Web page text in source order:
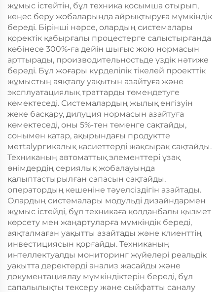
жұмыс істейтін, бұл техника қосымша отырып,
кеңес беру жобаларында айрықтыруға мүмкіндік
береді. Бірінші нәрсе, олардың системалары
қоректік қабырғалы процестерге салыстырғанда
көбінесе 300%-ға дейін шығыс жою нормасын
арттырады, производительностьде үздік нәтиже
береді. Бұл жоғары күрделілік тікелей проекттік
жұмыстың аяқталу уақытын азайтуға және
эксплуатациялық траттарды төмендетуге
көмектеседі. Системалардың жылық енгізуін
жеке басқару, дилуция нормасын азайтуға
көмектеседі, оны 5%-тен төменге сақтайды,
сонымен қатар, ақырындағы продуктте
метtalургикалық қасиеттерді жақсырақ сақтайды.
Техниканың автоматтық элементтері ұзақ
өнімдердің сериялық жобалауында
қалыптастырылған сапасын сақтайды,
оператордың кешеніне тәуелсіздігін азайтады.
Олардың системалары модульді дизайндармен
жұмыс істейді, бұл техникаға қолданбалы қызмет
көрсету мен жаңартуларға мүмкіндік береді,
аяқталмаған уақытты азайтады және клиенттің
инвестициясын қорғайды. Техниканың
интеллектуалды мониторинг жүйелері реальдік
уақытта деректерді анализ жасайды және
документациялау мүмкіндіктерін береді, бұл
сапалылықты тексеру және сыйфатты саналу